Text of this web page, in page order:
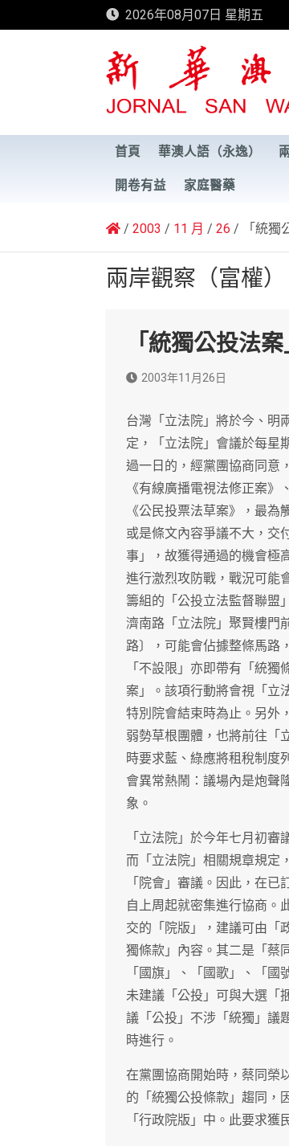
to
2026年08月07日 星期五
新華澳報
首頁 華澳人語（永逸）
開卷有益 家庭醫藥
2003 11 月 26 「統
兩岸觀察（富權）
「統獨公投法
2003年11月26日
台灣「立法院」將於今、明
定，「立法院」會議於每星
過一日的，經黨團協商同意
《有線廣播電視法修正案
《公民投票法草案》，最
或是條文內容爭議不大，交
事」，故獲得通過的機會極
進行激烈攻防戰，戰況可能
籌組的「公投立法監督聯盟
濟南路「立法院」聚賢樓門
路〕，可能會佔據整條馬路
「不設限」亦即帶有「統
案」。該項行動將會視「立
特別院會結束時為止。另外
弱勢草根團體，也將前往「
時要求藍、綠應將租稅制度
會異常熱鬧：議場內是炮聲
象。
「立法院」於今年七月初
而「立法院」相關規章規定
「院會」審議。因此，在
自上周起就密集進行協商。
交的「院版」，建議可由「
獨條款」內容。其二是「蔡
「國旗」、「國歌」、「
未建議「公投」可與大選「
議「公投」不涉「統獨」議
時進行。
在黨團協商開始時，蔡同榮
的「統獨公投條款」趨同，
「行政院版」中。此要求